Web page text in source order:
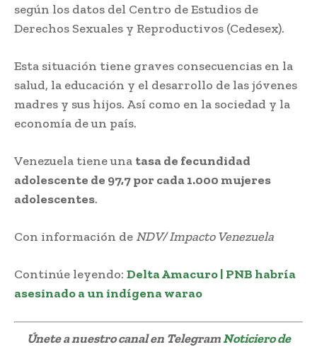
según los datos del Centro de Estudios de
Derechos Sexuales y Reproductivos (Cedesex).
Esta situación tiene graves consecuencias en la
salud, la educación y el desarrollo de las jóvenes
madres y sus hijos. Así como en la sociedad y la
economía de un país.
Venezuela tiene una tasa de fecundidad
adolescente de 97,7 por cada 1.000 mujeres
adolescentes.
Con información de NDV/ Impacto Venezuela
Continúe leyendo: Delta Amacuro | PNB habría
asesinado a un indígena warao
Únete a nuestro canal en TelegramNoticiero de